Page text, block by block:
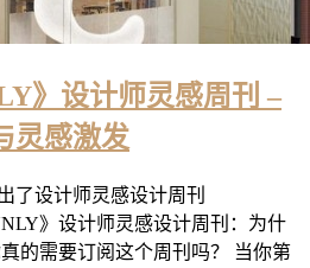
》设计师灵感周刊 –
灵感激发
了设计师灵感设计周刊
》设计师灵感设计周刊：为什
的需要订阅这个周刊吗？ 当你第